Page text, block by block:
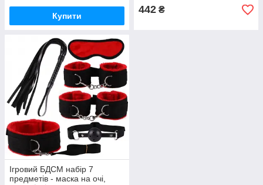
Купити
442 ₴
Ігровий БДСМ набір 7
предметів - маска на очі,